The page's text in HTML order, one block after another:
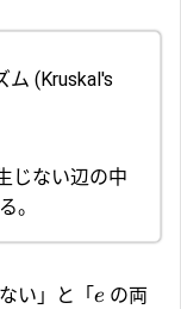
ム (Kruskal's
じない辺の中
。
い」と「e の両